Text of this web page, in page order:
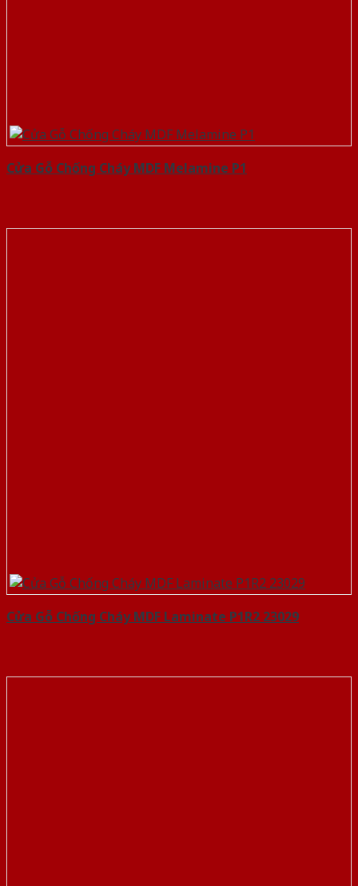
Cửa Gỗ Chống Cháy MDF Melamine P1
Cửa Gỗ Chống Cháy MDF Laminate P1R2 23029